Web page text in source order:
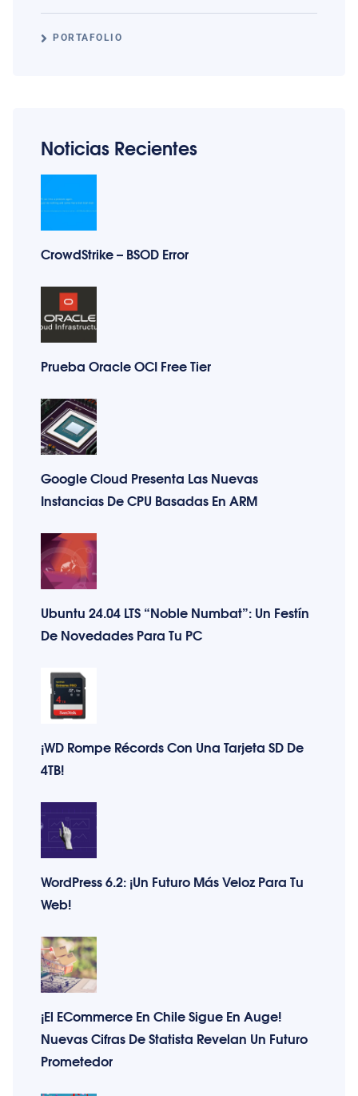
PORTAFOLIO
Noticias Recientes
CrowdStrike – BSOD Error
Prueba Oracle OCI Free Tier
Google Cloud Presenta Las Nuevas
Instancias De CPU Basadas En ARM
Ubuntu 24.04 LTS “Noble Numbat”: Un Festín
De Novedades Para Tu PC
¡WD Rompe Récords Con Una Tarjeta SD De
4TB!
WordPress 6.2: ¡Un Futuro Más Veloz Para Tu
Web!
¡El ECommerce En Chile Sigue En Auge!
Nuevas Cifras De Statista Revelan Un Futuro
Prometedor